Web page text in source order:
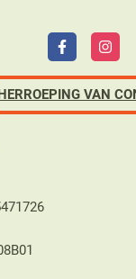
HERROEPING VAN